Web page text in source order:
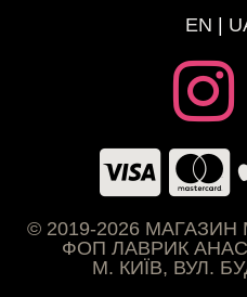
EN
© 2019-2026
ФОП ЛАВРИК
М. КИЇВ, ВУЛ.